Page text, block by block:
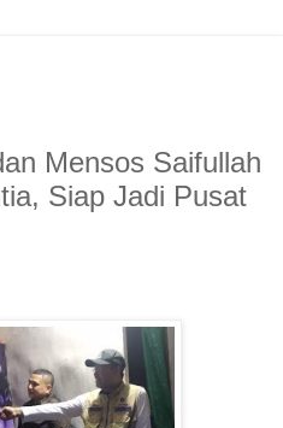
Mensos Saifullah
Siap Jadi Pusat